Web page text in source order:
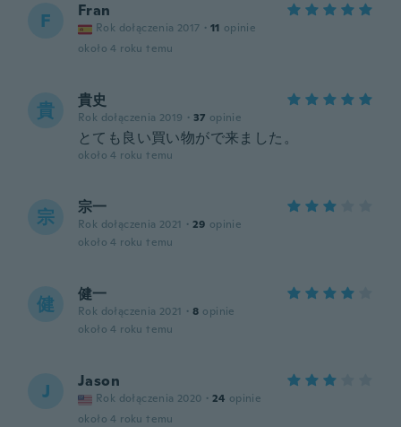
F Fran
Rok dołączenia 2017 · 11 opinie
około 4 roku temu
貴 貴史
Rok dołączenia 2019 · 37 opinie
とても良い買い物がで来ました。
około 4 roku temu
宗 宗一
Rok dołączenia 2021 · 29 opinie
około 4 roku temu
健 健一
Rok dołączenia 2021 · 8 opinie
około 4 roku temu
J Jason
Rok dołączenia 2020 · 24 opinie
około 4 roku temu